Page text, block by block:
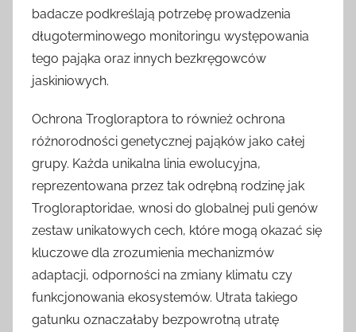
badacze podkreślają potrzebę prowadzenia
długoterminowego monitoringu występowania
tego pająka oraz innych bezkręgowców
jaskiniowych.
Ochrona Trogloraptora to również ochrona
różnorodności genetycznej pająków jako całej
grupy. Każda unikalna linia ewolucyjna,
reprezentowana przez tak odrębną rodzinę jak
Trogloraptoridae, wnosi do globalnej puli genów
zestaw unikatowych cech, które mogą okazać się
kluczowe dla zrozumienia mechanizmów
adaptacji, odporności na zmiany klimatu czy
funkcjonowania ekosystemów. Utrata takiego
gatunku oznaczałaby bezpowrotną utratę